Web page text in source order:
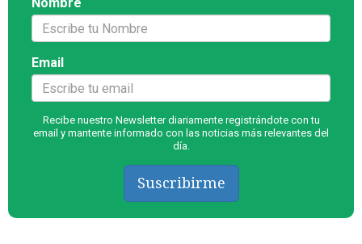
Email
Recibe nuestro Newsletter diariamente registrándote con tu
email y mantente informado con las noticias más relevantes del
día.
Suscribirme